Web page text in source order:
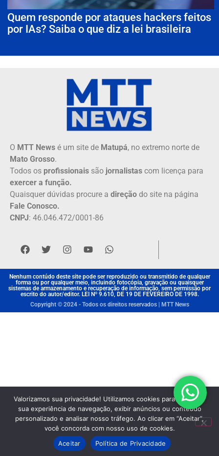
Quem responde por ataques hackers feitos
por IAs? Saiba o que diz a lei brasileira
O MTT News é um site de Matupá, no extremo norte de
Mato Grosso.
Todos os profissionais são jornalistas com licença para
exercer a função.
Quaisquer dúvidas procure a direção do site na página
Fale Conosco.
CNPJ: 46.046.472/0001-86
Nenhum contúdo deste site pode ser reproduzido ou transmitido de qualquer
forma ou por qualquer meio, incluindo fotocópia, gravação ou quaisquer
sistemas de armazenamento e recuperação de informação, sem permissão por
escrito do autor/editor. LEI Nº 9.610, DE 19 DE FEVEREIRO DE 1998.
Copyright © 2024 - Todos os direitos reservados | MTT News
Valorizamos sua privacidade! Utilizamos cookies para aprimorar
sua experiência de navegação, exibir anúncios ou conteúdo
personalizado e analisar nosso tráfego. Ao clicar em “Aceitar”,
você concorda com nosso uso de cookies.
Aceitar
Política de Privacidade